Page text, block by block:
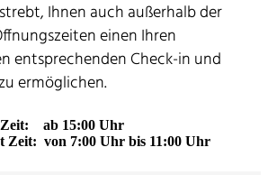
Ihnen auch außerhalb der
einen Ihren
entsprechenden Check-in und
ermöglichen.
Zeit: ab 15:00 Uhr
Zeit: von 7:00 Uhr bis 11:00 Uhr